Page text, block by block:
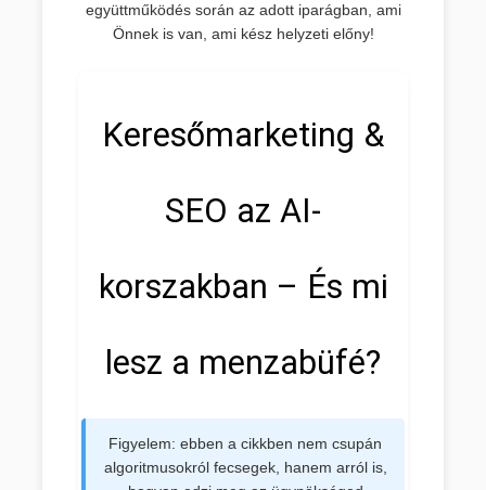
együttműködés során az adott iparágban, ami
Önnek is van, ami kész helyzeti előny!
Keresőmarketing &
SEO az AI-
korszakban – És mi
lesz a menzabüfé?
Figyelem: ebben a cikkben nem csupán
algoritmusokról fecsegek, hanem arról is,